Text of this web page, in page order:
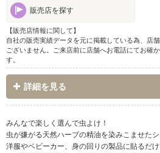
販売店を探す
【販売店情報に関して】
自社の販売実績データを元に掲載している為、店
ございません。ご来店前に店舗へお電話にてお確
す。
詳細を見る
みんなで楽しく選んで虫よけ！
虫が嫌がる天然ハーブの精油を染みこませたシ
洋服やベビーカー、身の回りの製品に貼るだ